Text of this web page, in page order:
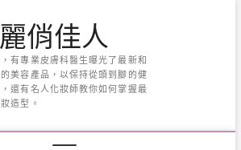
俏佳人
有專業皮膚科醫生曝光了最新和
美容產品，以保持從頭到腳的健
還有名人化妝師教你如何掌握最
造型。